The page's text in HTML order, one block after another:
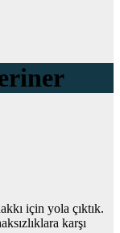
için yola çıktık.
karşı